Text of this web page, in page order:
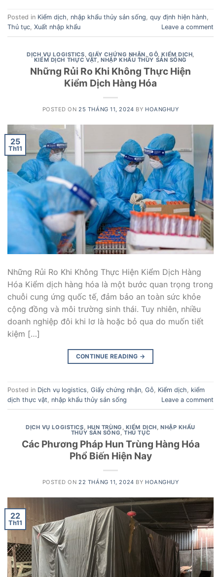
Posted in Kiểm dịch, nhập khẩu thủy sản sống, quy định hiện hành,
Thủ tục, Xuất nhập khẩu Leave a comment
DỊCH VỤ LOGISTICS, GIẤY CHỨNG NHẬN,GỖ,KIỂM DỊCH,
KIỂM DỊCH THỰC VẬT,NHẬP KHẨU THỦY SẢN SỐNG
Những Rủi Ro Khi Không Thực Hiện
Kiểm Dịch Hàng Hóa
POSTED ON25 THÁNG 11, 2024 BY HOANGHUY
25
Th11
Những Rủi Ro Khi Không Thực Hiện Kiểm Dịch Hàng
Hóa Kiểm dịch hàng hóa là một bước quan trọng trong
chuỗi cung ứng quốc tế, đảm bảo an toàn sức khỏe
cộng đồng và môi trường sinh thái. Tuy nhiên, nhiều
doanh nghiệp đôi khi lơ là hoặc bỏ qua do muốn tiết
kiệm […]
CONTINUE READING →
Posted in Dịch vụ logistics, Giấy chứng nhận, Gỗ, Kiểm dịch, kiểm
dịch thực vật, nhập khẩu thủy sản sống Leave a comment
DỊCH VỤ LOGISTICS HUN TRÙNG KIỂM DỊCH NHẬP KHẨU
THỦY SẢN SỐNG ,THỦ TỤC
Các Phương Pháp Hun Trùng Hàng Hóa
Phổ Biến Hiện Nay
POSTED ON22 THÁNG 11, 2024 BY HOANGHUY
22
Th11